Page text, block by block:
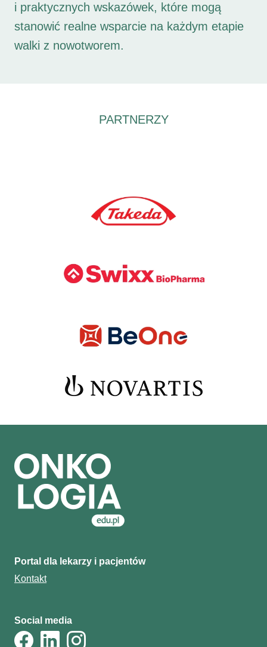
i praktycznych wskazówek, które mogą
stanowić realne wsparcie na każdym etapie
walki z nowotworem.
PARTNERZY
Portal dla lekarzy i pacjentów
Kontakt
Social media